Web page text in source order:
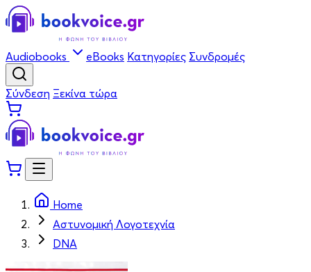
Audiobooks eBooks Κατηγορίες Συνδρομές
Σύνδεση Ξεκίνα τώρα
Home
Αστυνομική Λογοτεχνία
DNA